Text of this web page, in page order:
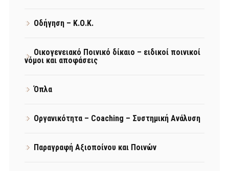
Οδήγηση – Κ.Ο.Κ.
Οικογενειακό Ποινικό δίκαιο – ειδικοί ποινικοί
νόμοι και αποφάσεις
Όπλα
Οργανικότητα – Coaching – Συστημική Ανάλυση
Παραγραφή Αξιοποίνου και Ποινών